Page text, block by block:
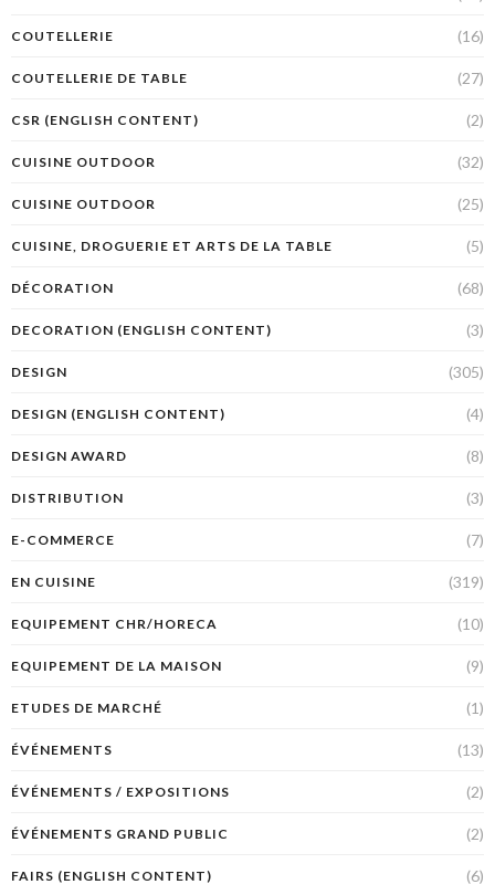
COUTELLERIE (16)
COUTELLERIE DE TABLE (27)
CSR (ENGLISH CONTENT) (2)
CUISINE OUTDOOR (32)
CUISINE OUTDOOR (25)
CUISINE, DROGUERIE ET ARTS DE LA TABLE (5)
DÉCORATION (68)
DECORATION (ENGLISH CONTENT) (3)
DESIGN (305)
DESIGN (ENGLISH CONTENT) (4)
DESIGN AWARD (8)
DISTRIBUTION (3)
E-COMMERCE (7)
EN CUISINE (319)
EQUIPEMENT CHR/HORECA (10)
EQUIPEMENT DE LA MAISON (9)
ETUDES DE MARCHÉ (1)
ÉVÉNEMENTS (13)
ÉVÉNEMENTS / EXPOSITIONS (2)
ÉVÉNEMENTS GRAND PUBLIC (2)
FAIRS (ENGLISH CONTENT) (6)